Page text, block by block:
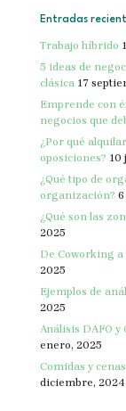
Entradas
Trabajo híbrido
5 ideas de
clásica 17
Emprende con
negocios que
¿Por qué
oposiciones? 10
¿Qué tipo de
organización?
¿Qué son las
2025
De Coworking a
2025
Ejemplos de
2025
Análisis DAFO y
enero, 2025
Comidas y
diciembre, 2024